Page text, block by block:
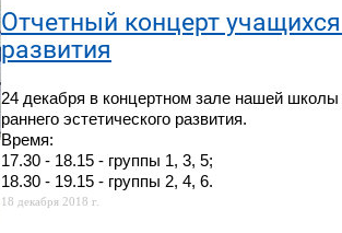
Отчетный концерт
развития
24 декабря в концертном зале нашей
раннего эстетического развития.
Время:
17.30 - 18.15 - группы 1, 3, 5;
18.30 - 19.15 - группы 2, 4, 6.
18 декабря 2018 г.